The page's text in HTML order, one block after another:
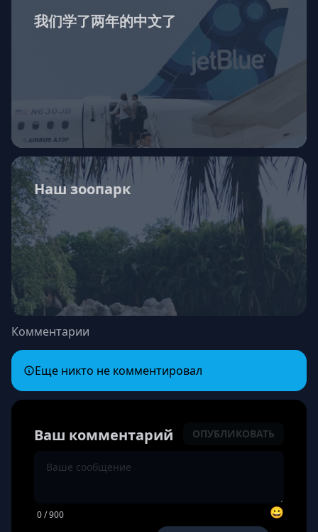
我们学了两年的中文了
Наш зоопарк
Комментарии
Еще никто не комментировал
Ваш комментарий ОПУБЛИКОВАТЬ
0/ 900 😀